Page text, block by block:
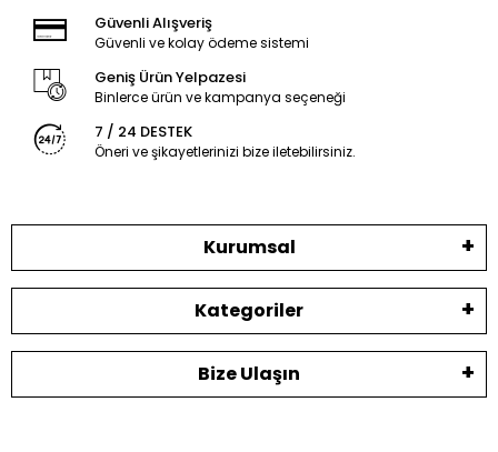
Güvenli Alışveriş
Güvenli ve kolay ödeme sistemi
Geniş Ürün Yelpazesi
Binlerce ürün ve kampanya seçeneği
7 / 24 DESTEK
Öneri ve şikayetlerinizi bize iletebilirsiniz.
Kurumsal
Kategoriler
Bize Ulaşın